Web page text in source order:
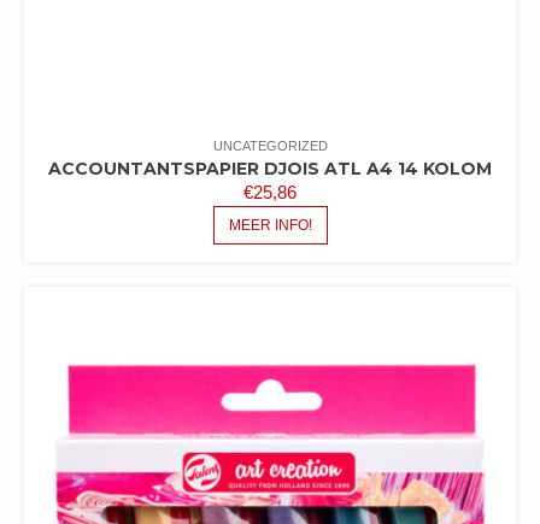
UNCATEGORIZED
ACCOUNTANTSPAPIER DJOIS ATL A4 14 KOLOM
€25,86
MEER INFO!